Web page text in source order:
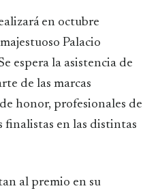
en octubre
Palacio
espera la asistencia de
de las marcas
honor, profesionales de
finalistas en las distintas
al premio en su